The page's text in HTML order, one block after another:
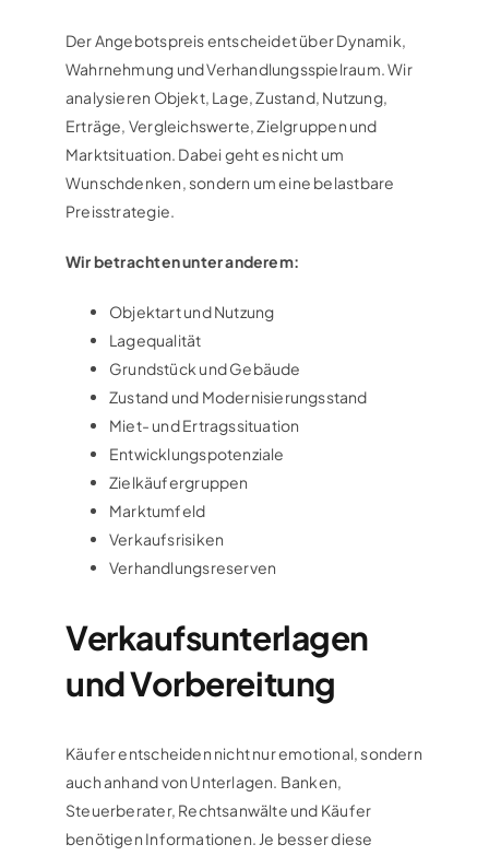
Der Angebotspreis entscheidet über Dynamik,
Wahrnehmung und Verhandlungsspielraum. Wir
analysieren Objekt, Lage, Zustand, Nutzung,
Erträge, Vergleichswerte, Zielgruppen und
Marktsituation. Dabei geht es nicht um
Wunschdenken, sondern um eine belastbare
Preisstrategie.
Wir betrachten unter anderem:
Objektart und Nutzung
Lagequalität
Grundstück und Gebäude
Zustand und Modernisierungsstand
Miet- und Ertragssituation
Entwicklungspotenziale
Zielkäufergruppen
Marktumfeld
Verkaufsrisiken
Verhandlungsreserven
Verkaufsunterlagen
und Vorbereitung
Käufer entscheiden nicht nur emotional, sondern
auch anhand von Unterlagen. Banken,
Steuerberater, Rechtsanwälte und Käufer
benötigen Informationen. Je besser diese